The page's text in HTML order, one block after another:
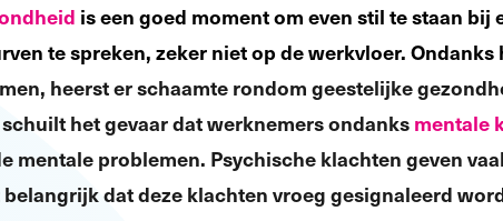
is een goed moment om even stil te staan bij
te spreken, zeker niet op de werkvloer. Ondanks
heerst er schaamte rondom geestelijke
het gevaar dat werknemers ondanksmentale
mentale problemen. Psychische klachten geven
dat deze klachten vroeg gesignaleerd